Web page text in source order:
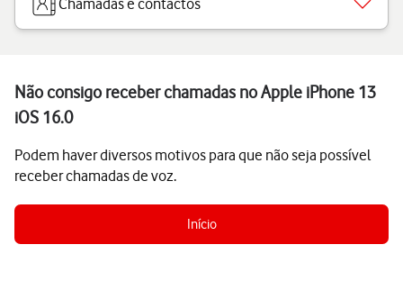
Chamadas e contactos
Não consigo receber chamadas no Apple iPhone 13
iOS 16.0
Podem haver diversos motivos para que não seja possível
receber chamadas de voz.
Início